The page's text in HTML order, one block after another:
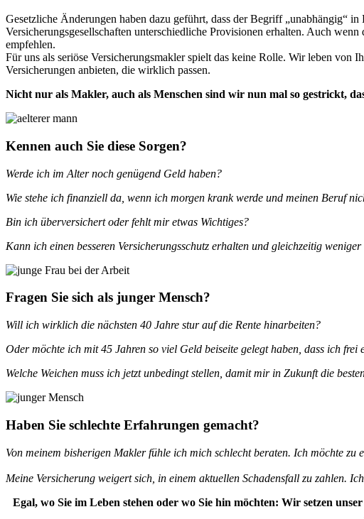
Gesetzliche Änderungen haben dazu geführt, dass der Begriff „unabhängig“
Versicherungsgesellschaften unterschiedliche Provisionen erhalten. Auch
empfehlen.
Für uns als seriöse Versicherungsmakler spielt das keine Rolle. Wir leben
Versicherungen anbieten, die wirklich passen.
Nicht nur als Makler, auch als Menschen sind wir nun mal so gestrickt,
Kennen auch Sie diese Sorgen?
Werde ich im Alter noch genügend Geld haben?
Wie stehe ich finanziell da, wenn ich morgen krank werde und meinen Beruf
Bin ich überversichert oder fehlt mir etwas Wichtiges?
Kann ich einen besseren Versicherungsschutz erhalten und gleichzeitig
Fragen Sie sich als junger Mensch?
Will ich wirklich die nächsten 40 Jahre stur auf die Rente hinarbeiten?
Oder möchte ich mit 45 Jahren so viel Geld beiseite gelegt haben, dass ich
Welche Weichen muss ich jetzt unbedingt stellen, damit mir in Zukunft die
Haben Sie schlechte Erfahrungen gemacht?
Von meinem bisherigen Makler fühle ich mich schlecht beraten. Ich möchte
Meine Versicherung weigert sich, in einem aktuellen Schadensfall zu zahlen.
Egal, wo Sie im Leben stehen oder wo Sie hin möchten: Wir setzen